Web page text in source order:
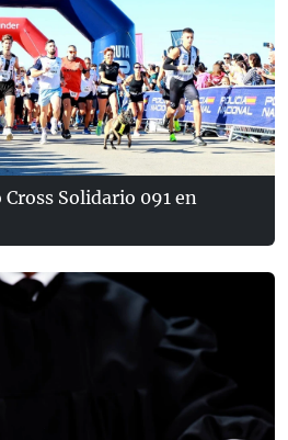
Solidario 091 en